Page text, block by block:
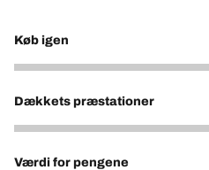
Køb igen
5
Dækkets præstationer
4
Værdi for pengene